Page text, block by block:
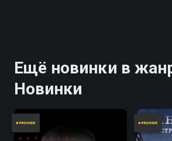
Ещё новинки в
Новинки